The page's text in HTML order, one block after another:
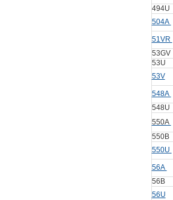
494U
504A
51VR
53GV
53U
53V
548A
548U
550A
550B
550U
56A
56B
56U